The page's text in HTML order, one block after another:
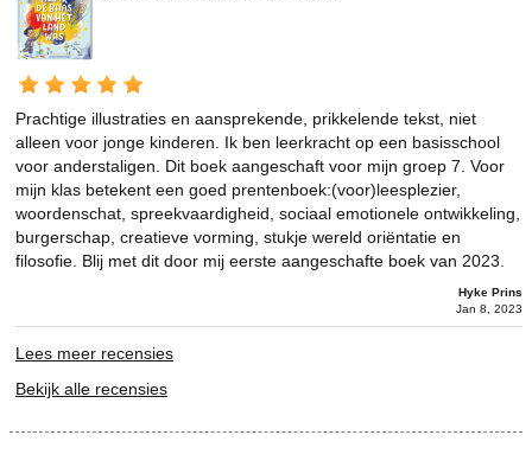
Prachtige illustraties en aansprekende, prikkelende tekst, niet
alleen voor jonge kinderen. Ik ben leerkracht op een basisschool
voor anderstaligen. Dit boek aangeschaft voor mijn groep 7. Voor
mijn klas betekent een goed prentenboek:(voor)leesplezier,
woordenschat, spreekvaardigheid, sociaal emotionele ontwikkeling,
burgerschap, creatieve vorming, stukje wereld oriëntatie en
filosofie. Blij met dit door mij eerste aangeschafte boek van 2023.
Hyke Prins
Jan 8, 2023
Lees meer recensies
Bekijk alle recensies